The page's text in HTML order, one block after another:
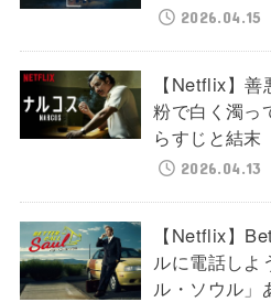
2026.04.15
【Netflix】
粉で白く濁っ
らすじと結末
2026.04.13
【Netflix】
ルに電話しよ
ル・ソウル」